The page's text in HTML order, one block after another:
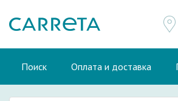
Поиск Оплата и доставка